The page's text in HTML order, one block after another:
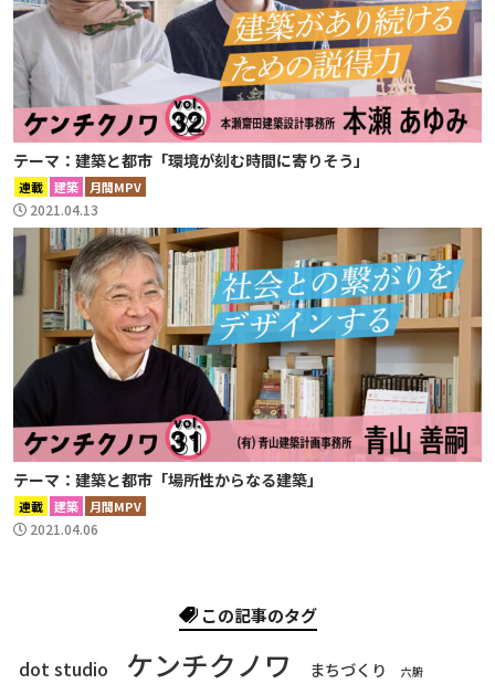
テーマ：建築と都市「環境が刻む時間に寄りそう」
連載 建築 月間MPV
2021.04.13
テーマ：建築と都市「場所性からなる建築」
連載 建築 月間MPV
2021.04.06
この記事のタグ
dot studio ケンチクノワ まちづくり 六腑